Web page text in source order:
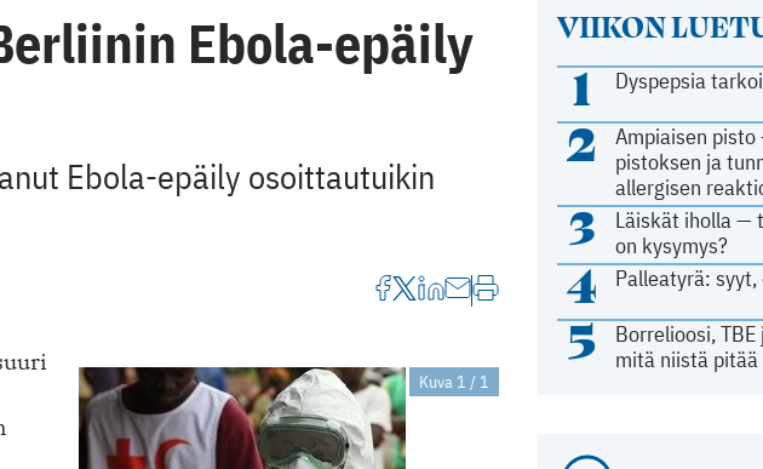
VIIKON
1 Dyspepsia
2
Ampiaisen pisto
pistoksen ja
allergisen
3
Läiskät iholla —
on kysymys?
4 Palleatyrä:
5
Borrelioosi,
mitä niistä
Ebola-epäily
Ebola-epäily osoittautuikin
Kuva 1 / 1